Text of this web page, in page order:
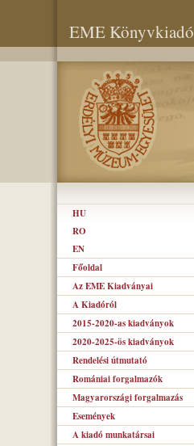
EME Könyvkiadó
HU
RO
EN
Főoldal
Az EME Kiadványai
A Kiadóról
2015-2020-as kiadványok
2020-2025-ös kiadványok
Rendelési útmutató
Romániai forgalmazók
Magyarországi forgalmazás
Események
A kiadó munkatársai